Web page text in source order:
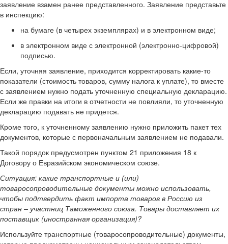
заявление взамен ранее представленного. Заявление представьте
в инспекцию:
на бумаге (в четырех экземплярах) и в электронном виде;
в электронном виде с электронной (электронно-цифровой)
подписью.
Если, уточняя заявление, приходится корректировать какие-то
показатели (стоимость товаров, сумму налога к уплате), то вместе
с заявлением нужно подать уточненную специальную декларацию.
Если же правки на итоги в отчетности не повлияли, то уточненную
декларацию подавать не придется.
Кроме того, к уточненному заявлению нужно приложить пакет тех
документов, которые с первоначальным заявлением не подавали.
Такой порядок предусмотрен пунктом 21 приложения 18 к
Договору о Евразийском экономическом союзе.
Ситуация: какие транспортные и (или)
товаросопроводительные документы можно использовать,
чтобы подтвердить факт импорта товаров в Россию из
стран – участниц Таможенного союза. Товары доставляет их
поставщик (иностранная организация)?
Используйте транспортные (товаросопроводительные) документы,